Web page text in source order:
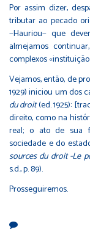
Por assim dizer,
tributar ao pecado
−Hauriou− que
almejamos
complexos
Vejamos, então, de
1929) iniciou um dos
du droit(ed. 1925):
direito, como na
real; o ato de sua
sociedade e do
sources du droit -Le
s.d., p. 89).
Prosseguiremos.